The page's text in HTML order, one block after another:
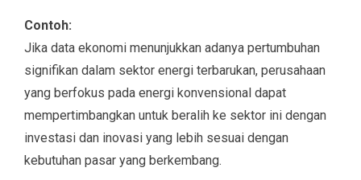
Contoh:
Jika data ekonomi menunjukkan adanya pertumbuhan
signifikan dalam sektor energi terbarukan, perusahaan
yang berfokus pada energi konvensional dapat
mempertimbangkan untuk beralih ke sektor ini dengan
investasi dan inovasi yang lebih sesuai dengan
kebutuhan pasar yang berkembang.